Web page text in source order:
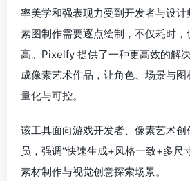
率美学和强表现力受到开发者与设
素图制作需要逐点绘制，不仅耗时
高。Pixelfy 提供了一种更高效的解
成像素艺术作品，让角色、场景与
量化与可控。
该工具面向游戏开发者、像素艺术创
员，强调“快速生成+风格一致+多尺
素材制作与视觉创意探索场景。